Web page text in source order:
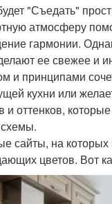
"Съедать"
атмосферу
гармонии.
ее свежее и
и принципами
кухни или
и оттенков,
сайты, на
цветов. Вот